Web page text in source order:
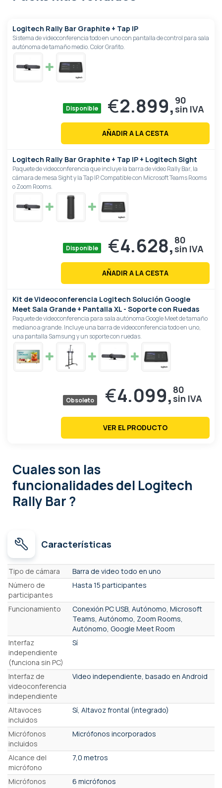
Logitech Rally Bar Graphite + Tap IP
Sistema de videoconferencia todo en uno con pantalla de control para sala
autónoma de tamaño medio. Color Grafito.
Disponible €2.899, 90
AÑADIR A LA CESTA
Logitech Rally Bar Graphite + Tap IP + Logitech Sight
Paquete de videoconferencia que incluye la barra de video Rally Bar, la
cámara de mesa Sight y la Tap IP. Compatible con Microsoft Teams Rooms
o Zoom Rooms.
Disponible €4.628, 80
AÑADIR A LA CESTA
Kit de Videoconferencia Logitech Solución Google
Meet Sala Grande + Pantalla XL - Soporte con Ruedas
Paquete de videoconferencia para sala autónoma Google Meet de tamaño
mediano a grande. Incluye una barra de videoconferencia todo en uno,
una pantalla Samsung y un soporte con ruedas.
Obsoleto €4.099, 80
VER EL PRODUCTO
Cuales son las
funcionalidadesdel Logitech
Rally Bar ?
Características
Características
Tipo de cámara
Barra de video todo en uno
Número de
participantes
Hasta 15 participantes
Funcionamiento
Conexión PC USB, Autónomo, Microsoft
Teams, Autónomo, Zoom Rooms,
Autónomo, Google Meet Room
Interfaz
independiente
(funciona sin PC)
Sí
Interfaz de
videoconferencia
independiente
Video independiente, basado en Android
Altavoces
incluidos
Sí, Altavoz frontal (integrado)
Micrófonos
incluidos
Micrófonos incorporados
Alcance del
micrófono
7,0 metros
Micrófonos
6 micrófonos